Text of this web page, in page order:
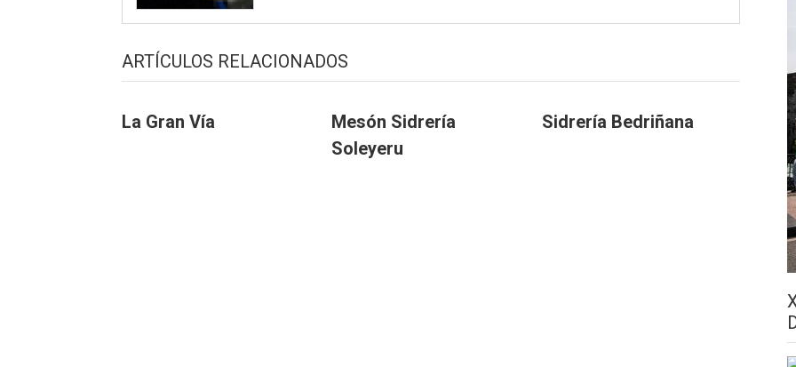
ARTÍCULOS RELACIONADOS
La Gran Vía
Mesón Sidrería
Soleyeru
Sidrería Bedriñana